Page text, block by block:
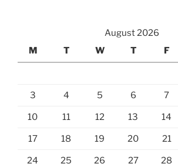
August 2026
M
T W T F
3 4 5 6 7
10 11 12 13 14
17 18 19 20 21
24 25 26 27 28